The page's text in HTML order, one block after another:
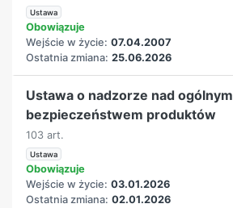
Ustawa
Obowiązuje
Wejście w życie: 07.04.2007
Ostatnia zmiana: 25.06.2026
Ustawa o nadzorze nad ogólnym
bezpieczeństwem produktów
103 art.
Ustawa
Obowiązuje
Wejście w życie: 03.01.2026
Ostatnia zmiana: 02.01.2026